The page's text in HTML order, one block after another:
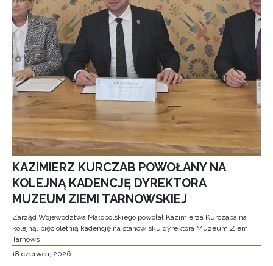
KAZIMIERZ KURCZAB POWOŁANY NA
KOLEJNĄ KADENCJĘ DYREKTORA
MUZEUM ZIEMI TARNOWSKIEJ
Zarząd Województwa Małopolskiego powołał Kazimierza Kurczaba na
kolejną, pięcioletnią kadencję na stanowisku dyrektora Muzeum Ziemi
Tarnows
18 czerwca, 2026